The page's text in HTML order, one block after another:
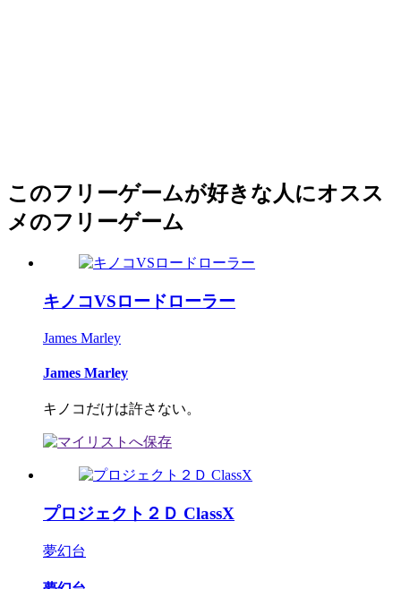
このフリーゲームが好きな人にオスス
メのフリーゲーム
キノコVSロードローラー
James Marley
James Marley
キノコだけは許さない。
プロジェクト２Ｄ ClassX
夢幻台